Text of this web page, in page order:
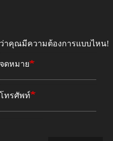
าคุณมีความต้องการแบบไหน!
จดหมาย
โทรศัพท์